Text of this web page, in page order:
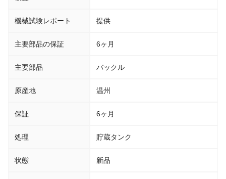
機械試験レポート 提供
主要部品の保証 6ヶ月
主要部品 バックル
原産地 温州
保証 6ヶ月
処理 貯蔵タンク
状態 新品